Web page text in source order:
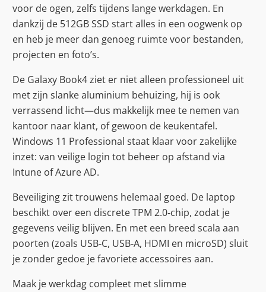
voor de ogen, zelfs tijdens lange werkdagen. En
dankzij de 512GB SSD start alles in een oogwenk op
en heb je meer dan genoeg ruimte voor bestanden,
projecten en foto’s.
De Galaxy Book4 ziet er niet alleen professioneel uit
met zijn slanke aluminium behuizing, hij is ook
verrassend licht—dus makkelijk mee te nemen van
kantoor naar klant, of gewoon de keukentafel.
Windows 11 Professional staat klaar voor zakelijke
inzet: van veilige login tot beheer op afstand via
Intune of Azure AD.
Beveiliging zit trouwens helemaal goed. De laptop
beschikt over een discrete TPM 2.0‑chip, zodat je
gegevens veilig blijven. En met een breed scala aan
poorten (zoals USB‑C, USB‑A, HDMI en microSD) sluit
je zonder gedoe je favoriete accessoires aan.
Maak je werkdag compleet met slimme